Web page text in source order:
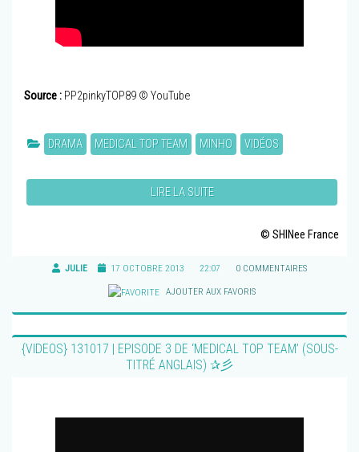
Source : PP2pinkyTOP89 © YouTube
DRAMA MEDICAL TOP TEAM MINHO VIDÉOS
LIRE LA SUITE
© SHINee France
JULIE 17 OCTOBRE 2013 22:07 0 COMMENTAIRES
AJOUTER AUX FAVORIS
{VIDEOS} 131017 | EPISODE 3 DE ‘MEDICAL TOP TEAM’ (SOUS-
TITRÉ ANGLAIS) ✰彡